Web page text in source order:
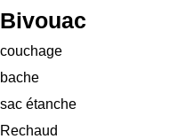
Bivouac
couchage
bache
sac étanche
Rechaud